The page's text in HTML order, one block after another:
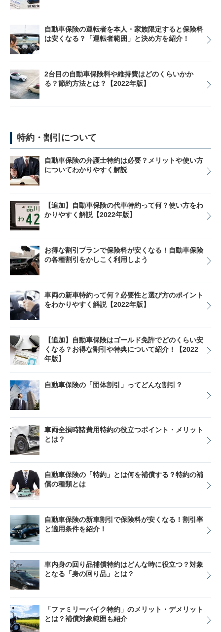
自動車保険の運転者を本人・家族限定すると保険料
は安くなる？「運転者範囲」と決め方を紹介！
2台目の自動車保険料や維持費はどのくらいかか
る？節約方法とは？【2022年版】
特約・割引について
自動車保険の弁護士特約は必要？メリットや使い方
についてわかりやすく解説
【追加】自動車保険の代車特約って何？使い方をわ
かりやすく解説【2022年版】
お得な割引プランで保険料が安くなる！自動車保険
の各種割引をかしこく利用しよう
車両の新車特約って何？必要性と選び方のポイント
をわかりやすく解説【2022年版】
【追加】自動車保険はゴールド免許でどのくらい安
くなる？お得な割引や特典について紹介！【2022
年版】
自動車保険の「団体割引」ってどんな割引？
車両全損時諸費用特約の役立つポイント・メリット
とは？
自動車保険の「特約」とは何を補償する？特約の補
償の種類とは
自動車保険の新車割引で保険料が安くなる！割引率
と適用条件を紹介！
車内身の回り品補償特約はどんな時に役立つ？対象
となる「身の回り品」とは？
「ファミリーバイク特約」のメリット・デメリット
とは？補償対象範囲も紹介